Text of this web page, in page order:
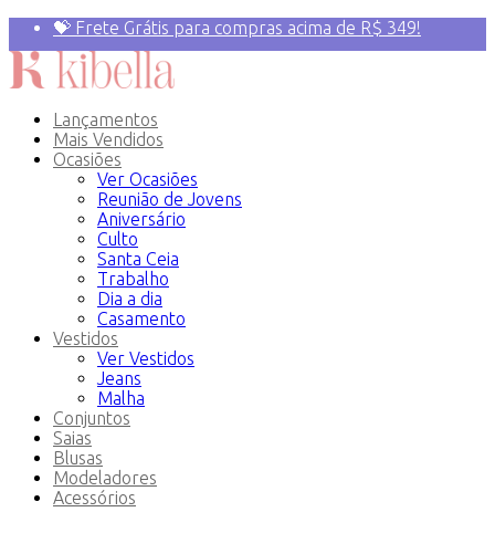
💝 Frete Grátis para compras acima de R$ 349!
Primeira compra? 10% OFF com o Cupom:
PRIMEIRAVEZ
Lançamentos
Mais Vendidos
Ocasiões
Ver Ocasiões
Reunião de Jovens
Aniversário
Culto
Santa Ceia
Trabalho
Dia a dia
Casamento
Vestidos
Ver Vestidos
Jeans
Malha
Conjuntos
Saias
Blusas
Modeladores
Acessórios